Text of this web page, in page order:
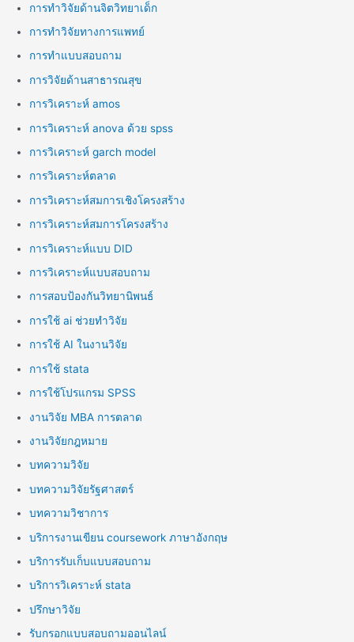
การทำวิจัยด้านจิตวิทยาเด็ก
การทำวิจัยทางการแพทย์
การทำแบบสอบถาม
การวิจัยด้านสาธารณสุข
การวิเคราะห์ amos
การวิเคราะห์ anova ด้วย spss
การวิเคราะห์ garch model
การวิเคราะห์ตลาด
การวิเคราะห์สมการเชิงโครงสร้าง
การวิเคราะห์สมการโครงสร้าง
การวิเคราะห์แบบ DID
การวิเคราะห์แบบสอบถาม
การสอบป้องกันวิทยานิพนธ์
การใช้ ai ช่วยทำวิจัย
การใช้ AI ในงานวิจัย
การใช้ stata
การใช้โปรแกรม SPSS
งานวิจัย MBA การตลาด
งานวิจัยกฎหมาย
บทความวิจัย
บทความวิจัยรัฐศาสตร์
บทความวิชาการ
บริการงานเขียน coursework ภาษาอังกฤษ
บริการรับเก็บแบบสอบถาม
บริการวิเคราะห์ stata
ปรึกษาวิจัย
รับกรอกแบบสอบถามออนไลน์